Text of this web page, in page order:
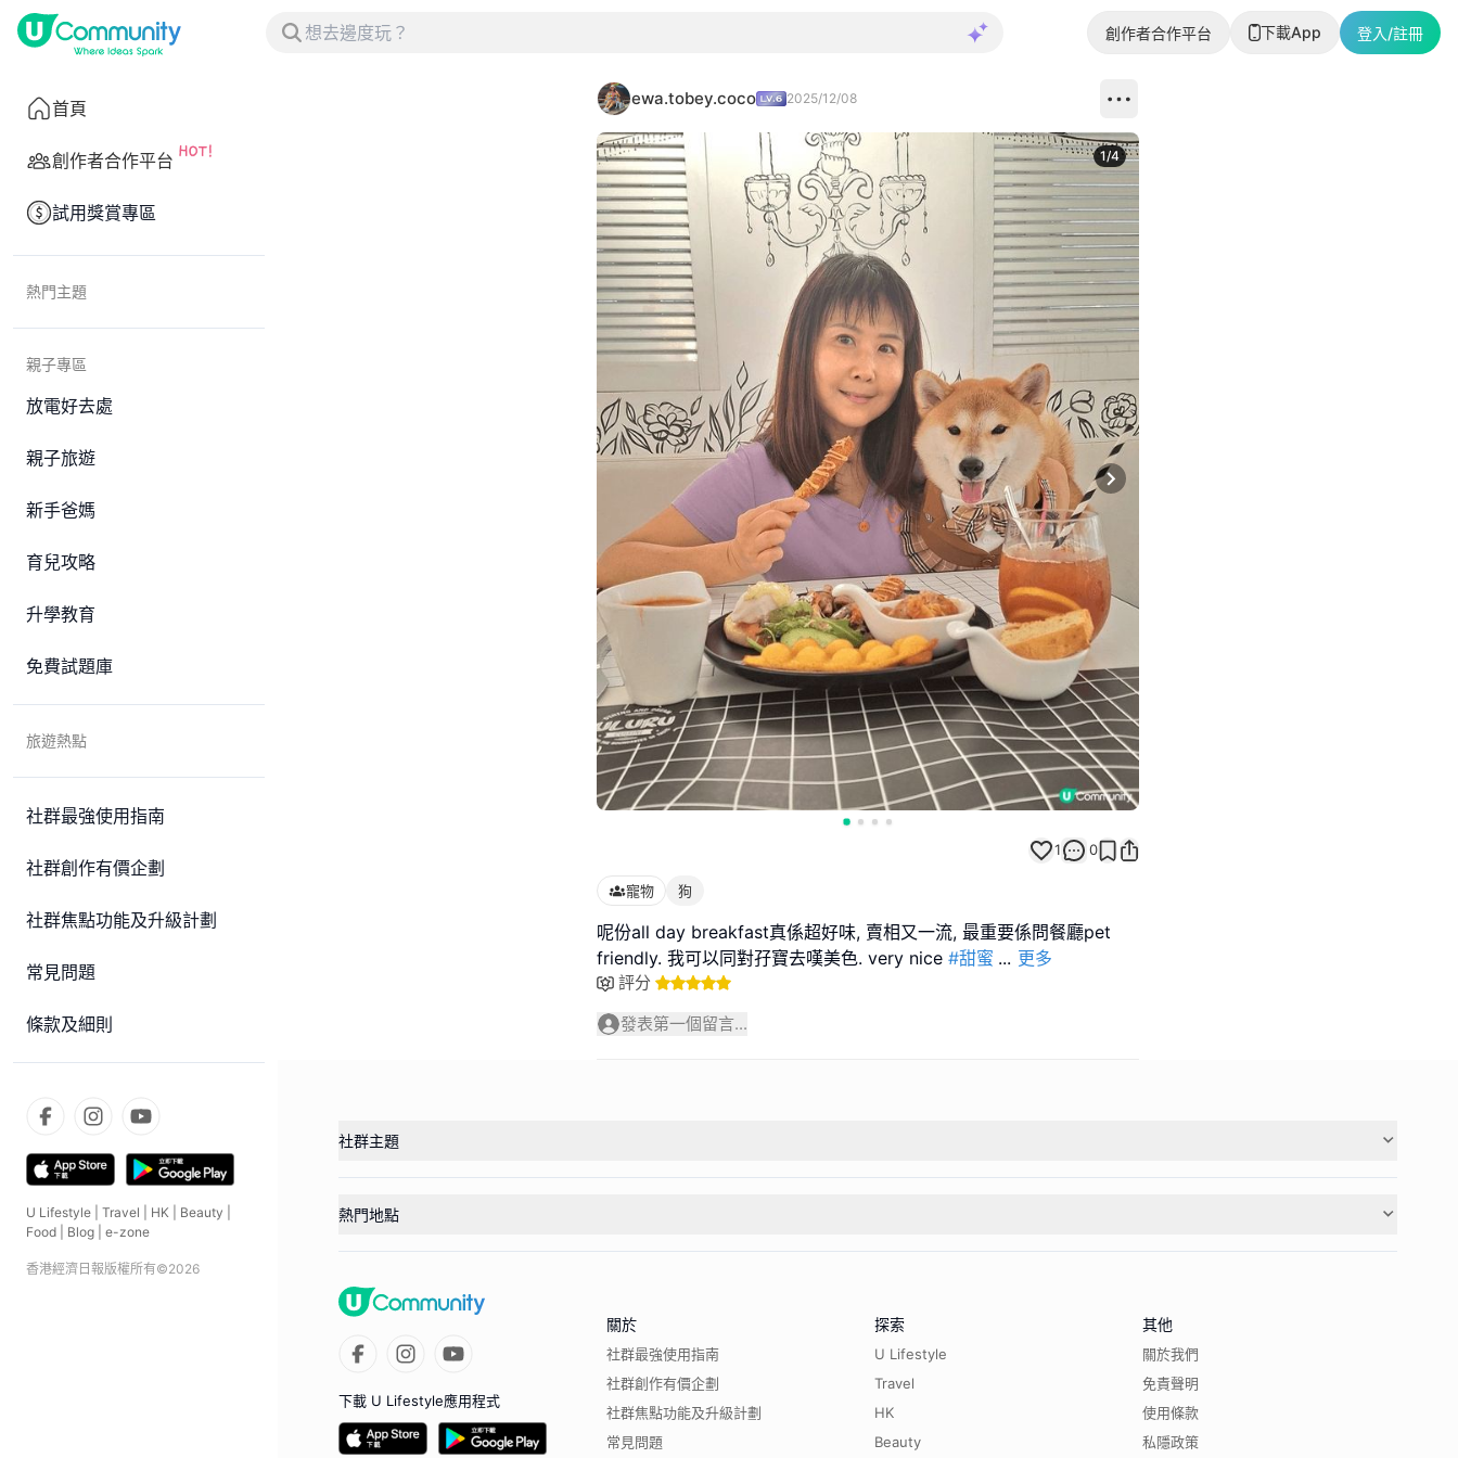
創作者合作平台 下載App 登入/註冊
首頁
創作者合作平台
試用獎賞專區
熱門主題
親子專區
放電好去處
親子旅遊
新手爸媽
育兒攻略
升學教育
免費試題庫
旅遊熱點
社群最強使用指南
社群創作有價企劃
社群焦點功能及升級計劃
常見問題
條款及細則
U Lifestyle Travel HK Beauty
Food
Blog e-zone
香港經濟日報版權所有©2026
ewa.tobey.coco 2025/12/08
Next slide
1/4
1 0
寵物 狗
呢份all day breakfast真係超好味, 賣相又一流, 最重要係問餐廳pet
friendly. 我可以同對孖寶去嘆美色. very nice #甜蜜 ... 更多
評分
發表第一個留言...
社群主題
熱門地點
下載 U Lifestyle應用程式
關於
社群最強使用指南
社群創作有價企劃
社群焦點功能及升級計劃
常見問題
探索
U Lifestyle
Travel
HK
Beauty
其他
關於我們
免責聲明
使用條款
私隱政策